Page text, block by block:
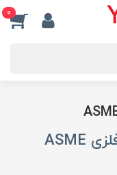
0
جدول استاندارد گسکت غیر فلزی ASME